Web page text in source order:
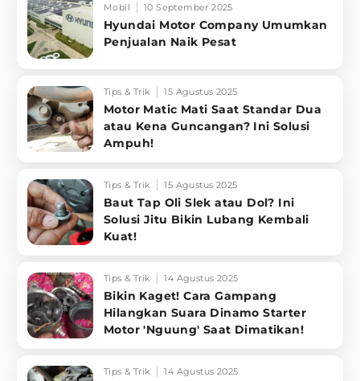
Mobil 10 September 2025
Hyundai Motor Company Umumkan
Penjualan Naik Pesat
Tips & Trik 15 Agustus 2025
Motor Matic Mati Saat Standar Dua
atau Kena Guncangan? Ini Solusi
Ampuh!
Tips & Trik 15 Agustus 2025
Baut Tap Oli Slek atau Dol? Ini
Solusi Jitu Bikin Lubang Kembali
Kuat!
Tips & Trik 14 Agustus 2025
Bikin Kaget! Cara Gampang
Hilangkan Suara Dinamo Starter
Motor 'Nguung' Saat Dimatikan!
Tips & Trik 14 Agustus 2025